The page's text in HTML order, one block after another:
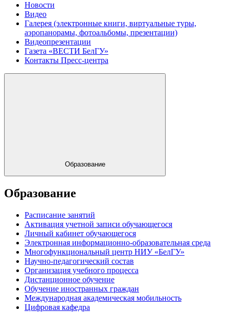
Новости
Видео
Галерея (электронные книги, виртуальные туры,
аэропанорамы, фотоальбомы, презентации)
Видеопрезентации
Газета «ВЕСТИ БелГУ»
Контакты Пресс-центра
Образование
Образование
Расписание занятий
Активация учетной записи обучающегося
Личный кабинет обучающегося
Электронная информационно-образовательная среда
Многофункциональный центр НИУ «БелГУ»
Научно-педагогический состав
Организация учебного процесса
Дистанционное обучение
Обучение иностранных граждан
Международная академическая мобильность
Цифровая кафедра